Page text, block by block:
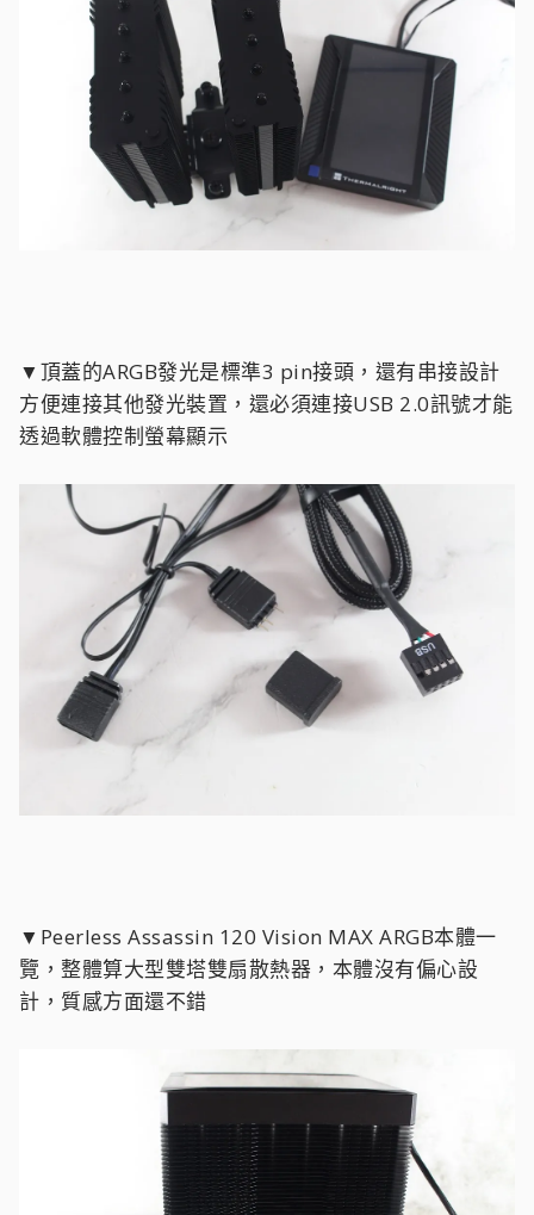
▼頂蓋的ARGB發光是標準3 pin接頭，還有串接設計
方便連接其他發光裝置，還必須連接USB 2.0訊號才能
透過軟體控制螢幕顯示
▼Peerless Assassin 120 Vision MAX ARGB本體一
覽，整體算大型雙塔雙扇散熱器，本體沒有偏心設
計，質感方面還不錯